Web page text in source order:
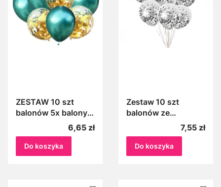
ZESTAW 10 szt
balonów 5x balony
ZIELEŃ 5x ze
ZŁOTYM KONFETTI
Cena
6,65 zł
Do koszyka
Zestaw 10 szt
balonów ze
srebrnym konfetti
balony z kółkami
Cena
7,55 zł
Do koszyka